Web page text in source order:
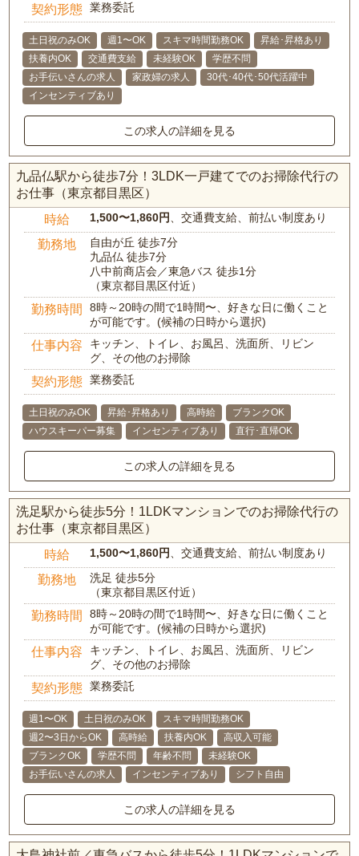
契約形態 業務委託
土日祝のみOK 週1〜OK スキマ時間勤務OK
昇給･昇格あり
扶養内OK
交通費支給 未経験OK
学歴不問
お手伝いさんの求人
家政婦の求人
30代･40代･50代活躍中
インセンティブあり
この求人の詳細を見る
九品仏駅から徒歩7分！3LDK一戸建てでのお掃除代行の
お仕事（東京都目黒区）
時給 1,500〜1,860円 、交通費支給、前払い制度あり
勤務地
自由が丘 徒歩7分
九品仏 徒歩7分
八中前商店会／東急バス 徒歩1分
（東京都目黒区付近）
勤務時間
8時～20時の間で1時間〜、好きな日に働くこと
が可能です。(候補の日時から選択)
仕事内容
キッチン、トイレ、お風呂、洗面所、リビン
グ、その他のお掃除
契約形態 業務委託
土日祝のみOK 昇給･昇格あり 高時給
ブランクOK
ハウスキーパー募集
インセンティブあり 直行･直帰OK
この求人の詳細を見る
洗足駅から徒歩5分！1LDKマンションでのお掃除代行の
お仕事（東京都目黒区）
時給 1,500〜1,860円 、交通費支給、前払い制度あり
勤務地
洗足 徒歩5分
（東京都目黒区付近）
勤務時間
8時～20時の間で1時間〜、好きな日に働くこと
が可能です。(候補の日時から選択)
仕事内容
キッチン、トイレ、お風呂、洗面所、リビン
グ、その他のお掃除
契約形態 業務委託
週1〜OK 土日祝のみOK
スキマ時間勤務OK
週2〜3日からOK
高時給 扶養内OK
高収入可能
ブランクOK
学歴不問 年齢不問
未経験OK
お手伝いさんの求人
インセンティブあり シフト自由
この求人の詳細を見る